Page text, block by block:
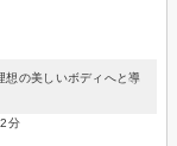
の美しいボディへと導
分